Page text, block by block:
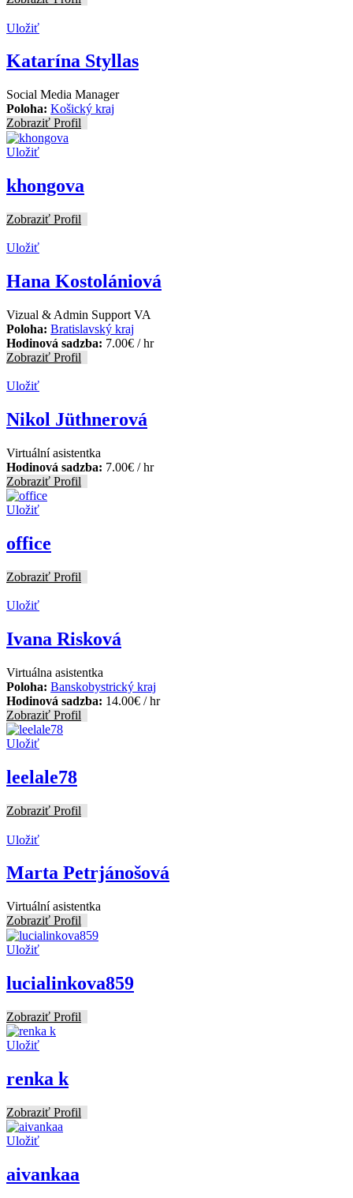
Uložiť
Katarína Styllas
Social Media Manager
Poloha: Košický kraj
Zobraziť Profil
Uložiť
khongova
Zobraziť Profil
Uložiť
Hana Kostolániová
Vizual & Admin Support VA
Poloha: Bratislavský kraj
Hodinová sadzba: 7.00€ / hr
Zobraziť Profil
Uložiť
Nikol Jüthnerová
Virtuální asistentka
Hodinová sadzba: 7.00€ / hr
Zobraziť Profil
Uložiť
office
Zobraziť Profil
Uložiť
Ivana Risková
Virtuálna asistentka
Poloha: Banskobystrický kraj
Hodinová sadzba: 14.00€ / hr
Zobraziť Profil
Uložiť
leelale78
Zobraziť Profil
Uložiť
Marta Petrjánošová
Virtuální asistentka
Zobraziť Profil
Uložiť
lucialinkova859
Zobraziť Profil
Uložiť
renka k
Zobraziť Profil
Uložiť
aivankaa